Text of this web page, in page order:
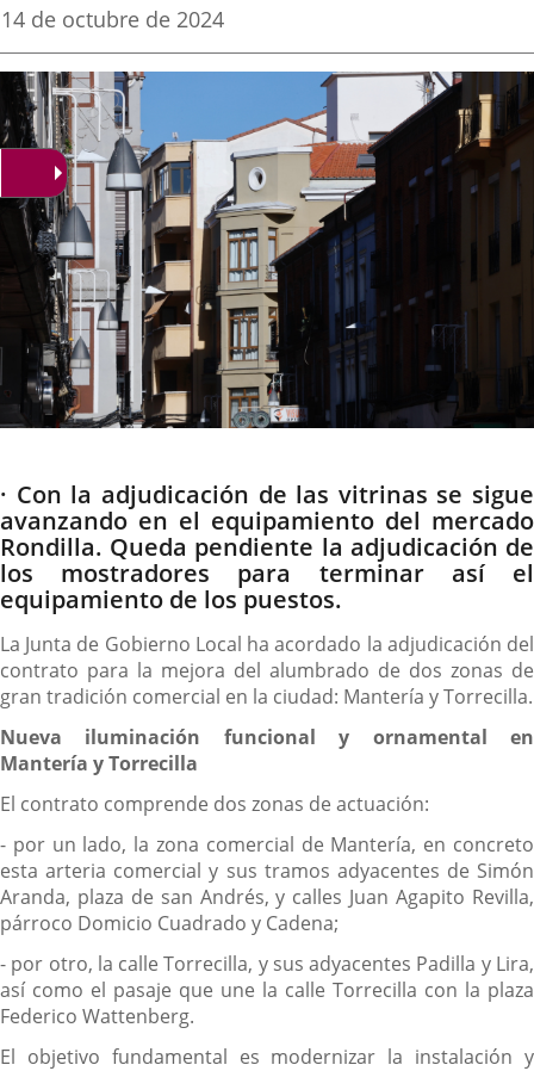
aplicación
externa.
aplicación
externa.
Fecha
la
noticia
14 de octubre de 2024
Descripción
· Con la adjudicación de las vitrinas se sigue
avanzando en el equipamiento del mercado
Rondilla. Queda pendiente la adjudicación de
los mostradores para terminar así el
equipamiento de los puestos.
La Junta de Gobierno Local ha acordado la adjudicación del
contrato para la mejora del alumbrado de dos zonas de
gran tradición comercial en la ciudad: Mantería y Torrecilla.
Nueva iluminación funcional y ornamental en
Mantería y Torrecilla
El contrato comprende dos zonas de actuación:
- por un lado, la zona comercial de Mantería, en concreto
esta arteria comercial y sus tramos adyacentes de Simón
Aranda, plaza de san Andrés, y calles Juan Agapito Revilla,
párroco Domicio Cuadrado y Cadena;
- por otro, la calle Torrecilla, y sus adyacentes Padilla y Lira,
así como el pasaje que une la calle Torrecilla con la plaza
Federico Wattenberg.
El objetivo fundamental es modernizar la instalación y